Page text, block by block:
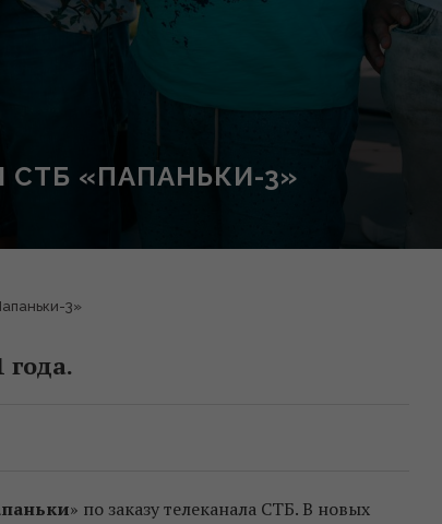
«ПАПАНЬКИ-3»
3»
года.
» по заказу телеканала СТБ. В новых